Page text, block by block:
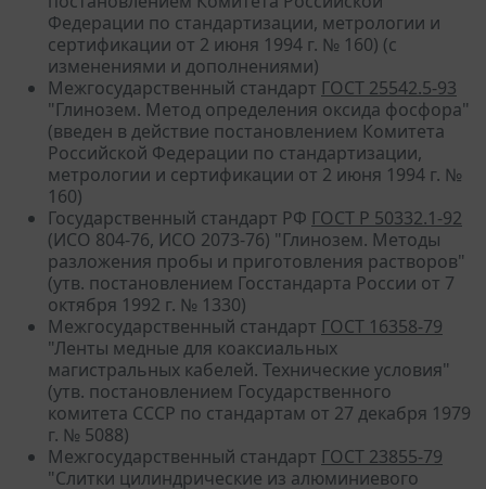
Федерации по стандартизации, метрологии и
сертификации от 2 июня 1994 г. № 160) (с
изменениями и дополнениями)
Межгосударственный стандарт ГОСТ 25542.5-93
"Глинозем. Метод определения оксида фосфора"
(введен в действие постановлением Комитета
Российской Федерации по стандартизации,
метрологии и сертификации от 2 июня 1994 г. №
160)
Государственный стандарт РФ ГОСТ Р 50332.1-92
(ИСО 804-76, ИСО 2073-76) "Глинозем. Методы
разложения пробы и приготовления растворов"
(утв. постановлением Госстандарта России от 7
октября 1992 г. № 1330)
Межгосударственный стандарт ГОСТ 16358-79
"Ленты медные для коаксиальных
магистральных кабелей. Технические условия"
(утв. постановлением Государственного
комитета СССР по стандартам от 27 декабря 1979
г. № 5088)
Межгосударственный стандарт ГОСТ 23855-79
"Слитки цилиндрические из алюминиевого